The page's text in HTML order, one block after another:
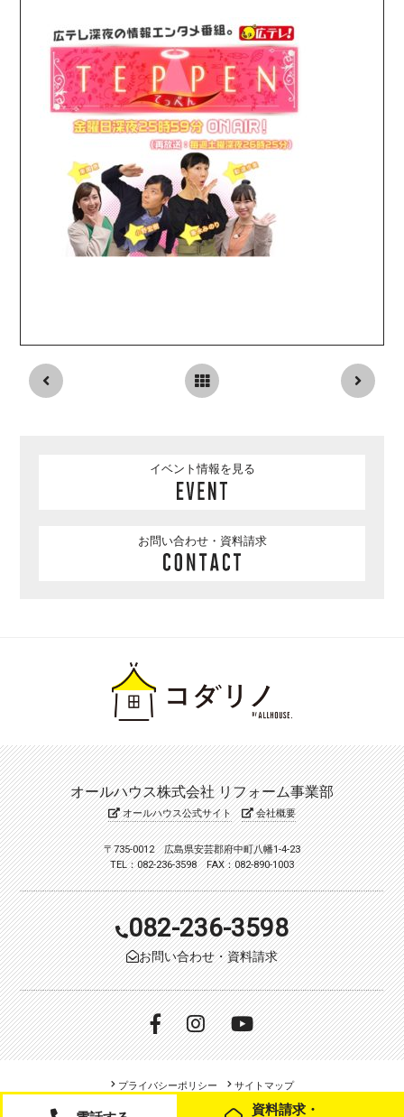
イベント情報を見る
お問い合わせ・資料請求
資料請求・
オールハウス株式会社 リフォーム事業部
オールハウス公式サイト 会社概要
〒735-0012 広島県安芸郡府中町八幡1-4-23
TEL：082-236-3598 FAX：082-890-1003
082-236-3598
お問い合わせ・資料請求
プライバシーポリシー サイトマップ